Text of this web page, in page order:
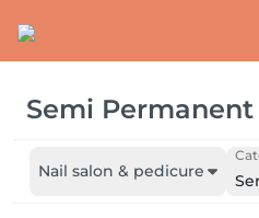
Semi Permanent
Nail salon & pedicure